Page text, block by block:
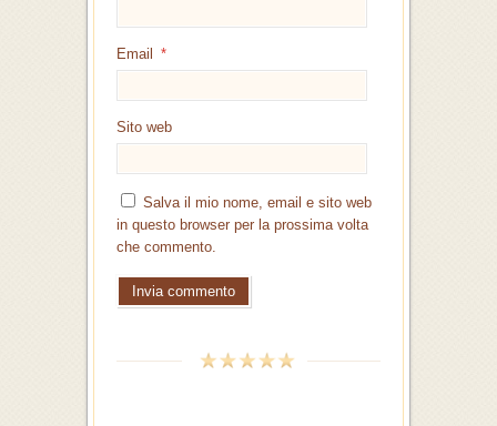
Email *
Sito web
Salva il mio nome, email e sito web
in questo browser per la prossima volta
che commento.